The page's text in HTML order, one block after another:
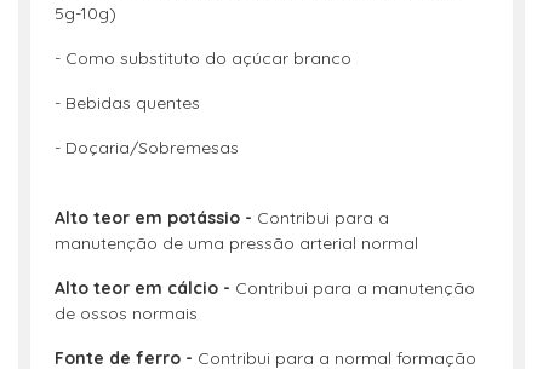
5g-10g)
- Como substituto do açúcar branco
- Bebidas quentes
- Doçaria/Sobremesas
Alto teor em potássio - Contribui para a
manutenção de uma pressão arterial normal
Alto teor em cálcio - Contribui para a manutenção
de ossos normais
Fonte de ferro - Contribui para a normal formação